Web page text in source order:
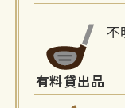
有料貸出品
不